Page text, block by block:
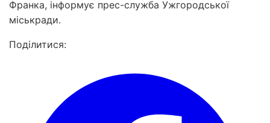
Франка, інформує прес-служба Ужгородської
міськради.
Поділитися: